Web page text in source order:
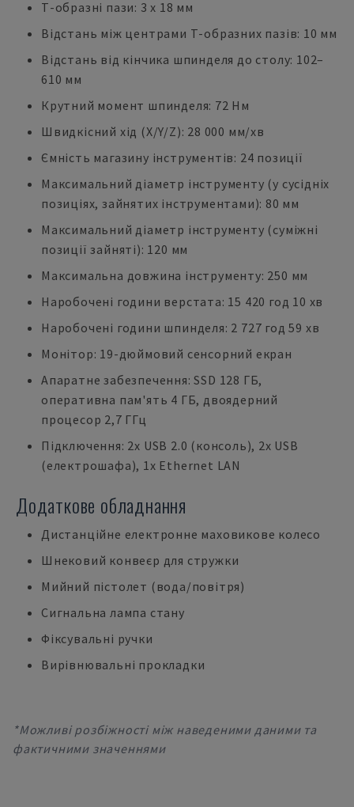
Т-образні пази: 3 x 18 мм
Відстань між центрами Т-образних пазів: 10 мм
Відстань від кінчика шпинделя до столу: 102–
610 мм
Крутний момент шпинделя: 72 Нм
Швидкісний хід (X/Y/Z): 28 000 мм/хв
Ємність магазину інструментів: 24 позиції
Максимальний діаметр інструменту (у сусідніх
позиціях, зайнятих інструментами): 80 мм
Максимальний діаметр інструменту (суміжні
позиції зайняті): 120 мм
Максимальна довжина інструменту: 250 мм
Наробочені години верстата: 15 420 год 10 хв
Наробочені години шпинделя: 2 727 год 59 хв
Монітор: 19-дюймовий сенсорний екран
Апаратне забезпечення: SSD 128 ГБ,
оперативна пам'ять 4 ГБ, двоядерний
процесор 2,7 ГГц
Підключення: 2x USB 2.0 (консоль), 2x USB
(електрошафа), 1x Ethernet LAN
Додаткове обладнання
Дистанційне електронне маховикове колесо
Шнековий конвеєр для стружки
Мийний пістолет (вода/повітря)
Сигнальна лампа стану
Фіксувальні ручки
Вирівнювальні прокладки
*Можливі розбіжності між наведеними даними та
фактичними значеннями